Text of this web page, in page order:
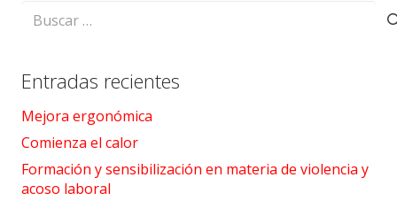
Buscar:
Entradas recientes
Mejora ergonómica
Comienza el calor
Formación y sensibilización en materia de violencia y
acoso laboral